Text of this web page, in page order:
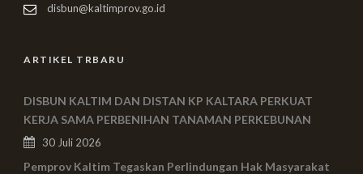
disbun@kaltimprov.go.id
ARTIKEL TRBARU
DISBUN KALTIM DAN DISTAN KP KALTARA PERKUAT
KERJA SAMA PERBENIHAN TANAMAN PERKEBUNAN
30 Juli 2026
Pemprov Kaltim Tegaskan Perlindungan Hak Masyarakat